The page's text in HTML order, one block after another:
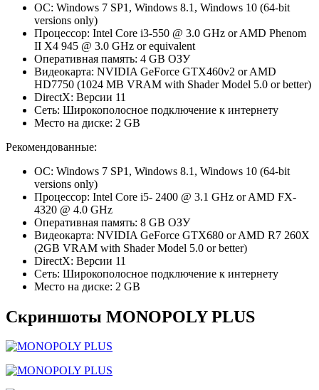
ОС: Windows 7 SP1, Windows 8.1, Windows 10 (64-bit
versions only)
Процессор: Intel Core i3-550 @ 3.0 GHz or AMD Phenom
II X4 945 @ 3.0 GHz or equivalent
Оперативная память: 4 GB ОЗУ
Видеокарта: NVIDIA GeForce GTX460v2 or AMD
HD7750 (1024 MB VRAM with Shader Model 5.0 or better)
DirectX: Версии 11
Сеть: Широкополосное подключение к интернету
Место на диске: 2 GB
Рекомендованные:
ОС: Windows 7 SP1, Windows 8.1, Windows 10 (64-bit
versions only)
Процессор: Intel Core i5- 2400 @ 3.1 GHz or AMD FX-
4320 @ 4.0 GHz
Оперативная память: 8 GB ОЗУ
Видеокарта: NVIDIA GeForce GTX680 or AMD R7 260X
(2GB VRAM with Shader Model 5.0 or better)
DirectX: Версии 11
Сеть: Широкополосное подключение к интернету
Место на диске: 2 GB
Скриншоты MONOPOLY PLUS